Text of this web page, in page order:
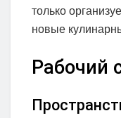
только
новые
Рабочий